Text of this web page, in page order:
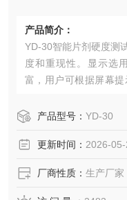
产品简介：
YD-30智能片剂硬度测
度和重现性。显示选
富，用户可根据屏幕提
产品型号： YD-30
更新时间： 2026-05-
厂商性质： 生产厂家